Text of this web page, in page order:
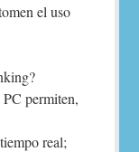
el uso
permiten,
real;